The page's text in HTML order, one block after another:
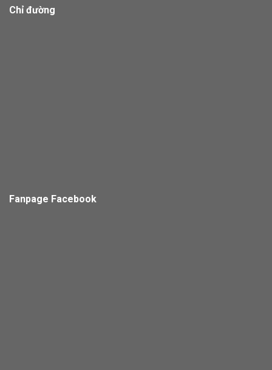
Chỉ đường
Fanpage Facebook